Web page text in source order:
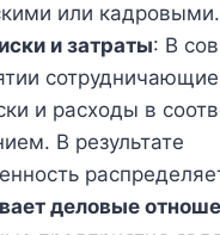
или кадровыми.
и затраты: В
и расходы в
В результате
деловые